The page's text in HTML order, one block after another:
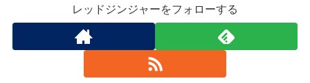
レッドジンジャーをフォローする